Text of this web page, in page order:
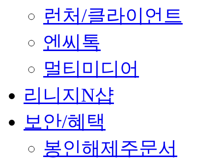
런처/클라이언트
엔씨톡
멀티미디어
리니지N샵
보안/혜택
봉인해제주문서